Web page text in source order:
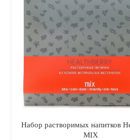
Набор растворимых напитков
MIX